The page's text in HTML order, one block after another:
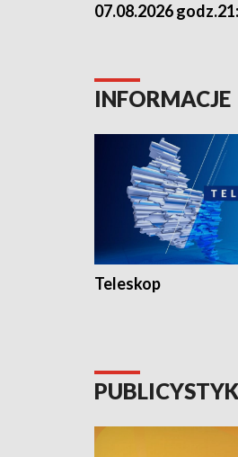
07.08.2026
INFORMACJE
Teleskop